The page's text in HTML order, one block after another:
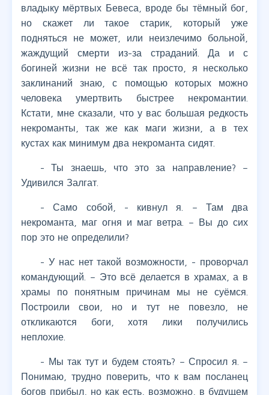
владыку мёртвых Бевеса, вроде бы тёмный бог,
но скажет ли такое старик, который уже
подняться не может, или неизлечимо больной,
жаждущий смерти из-за страданий. Да и с
богиней жизни не всё так просто, я несколько
заклинаний знаю, с помощью которых можно
человека умертвить быстрее некромантии.
Кстати, мне сказали, что у вас большая редкость
некроманты, так же как маги жизни, а в тех
кустах как минимум два некроманта сидят.
- Ты знаешь, что это за направление? –
Удивился Залгат.
- Само собой, - кивнул я. – Там два
некроманта, маг огня и маг ветра. – Вы до сих
пор это не определили?
- У нас нет такой возможности, - проворчал
командующий. – Это всё делается в храмах, а в
храмы по понятным причинам мы не суёмся.
Построили свои, но и тут не повезло, не
откликаются боги, хотя лики получились
неплохие.
- Мы так тут и будем стоять? – Спросил я. –
Понимаю, трудно поверить, что к вам посланец
богов прибыл, но как есть, возможно, в будущем